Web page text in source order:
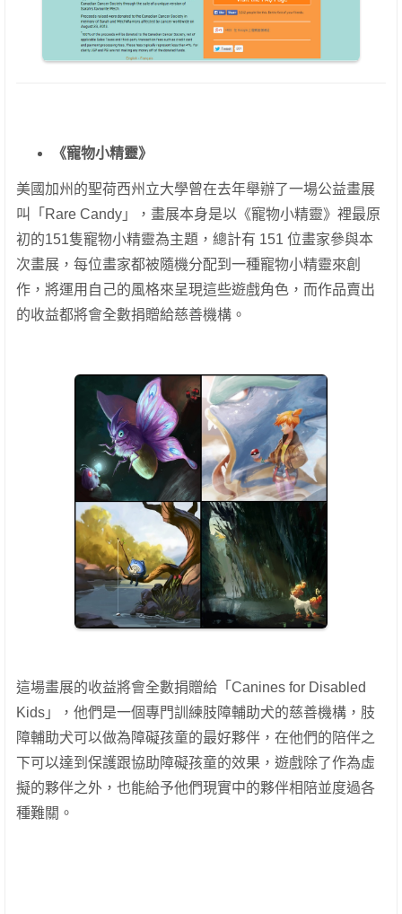
《寵物小精靈》
美國加州的聖荷西州立大學曾在去年舉辦了一場公益畫展
叫「Rare Candy」，畫展本身是以《寵物小精靈》裡最原
初的151隻寵物小精靈為主題，總計有 151 位畫家參與本
次畫展，每位畫家都被隨機分配到一種寵物小精靈來創
作，將運用自己的風格來呈現這些遊戲角色，而作品賣出
的收益都將會全數捐贈給慈善機構。
這場畫展的收益將會全數捐贈給「Canines for Disabled
Kids」，他們是一個專門訓練肢障輔助犬的慈善機構，肢
障輔助犬可以做為障礙孩童的最好夥伴，在他們的陪伴之
下可以達到保護跟協助障礙孩童的效果，遊戲除了作為虛
擬的夥伴之外，也能給予他們現實中的夥伴相陪並度過各
種難關。